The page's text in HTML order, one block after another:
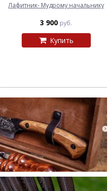
Лафитник- Мудрому начальнику
3 900 руб.
Купить